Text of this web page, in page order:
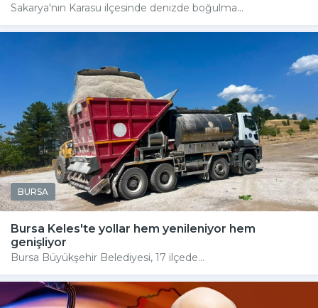
Sakarya'nın Karasu ilçesinde denizde boğulma...
BURSA
Bursa Keles'te yollar hem yenileniyor hem
genişliyor
Bursa Büyükşehir Belediyesi, 17 ilçede...